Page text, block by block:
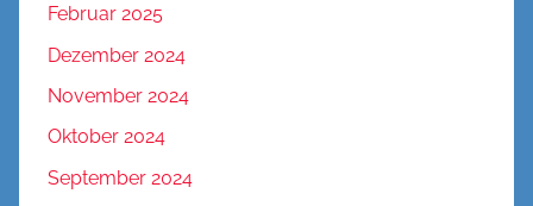
Februar 2025
Dezember 2024
November 2024
Oktober 2024
September 2024